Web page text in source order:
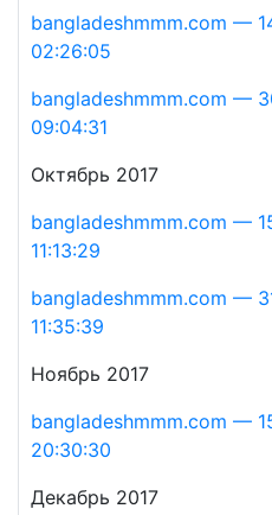
bangladeshmmm.com —
02:26:05
bangladeshmmm.com —
09:04:31
Октябрь 2017
bangladeshmmm.com —
11:13:29
bangladeshmmm.com —
11:35:39
Ноябрь 2017
bangladeshmmm.com —
20:30:30
Декабрь 2017